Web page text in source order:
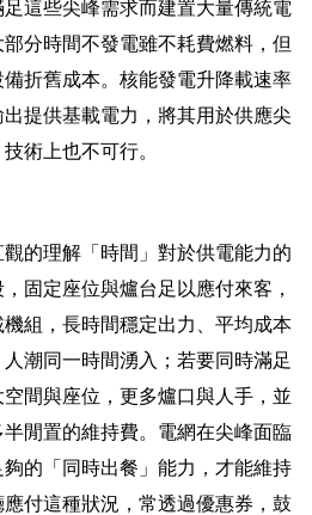
這些尖峰需求而建置大量傳統電
分時間不發電雖不耗費燃料，但
折舊成本。核能發電升降載速率
提供基載電力，將其用於供應尖
術上也不可行。
的理解「時間」對於供電能力的
固定座位與爐台足以應付來客，
組，長時間穩定出力、平均成本
潮同一時間湧入；若要同時滿足
間與座位，更多爐口與人手，並
閒置的維持費。電網在尖峰面臨
的「同時出餐」能力，才能維持
付這種狀況，常透過優惠券，鼓